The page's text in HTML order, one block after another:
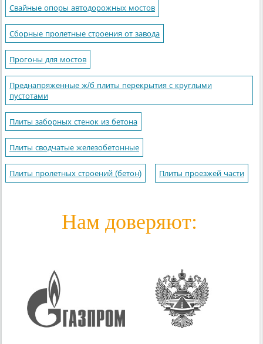
Свайные опоры автодорожных мостов
Сборные пролетные строения от завода
Прогоны для мостов
Преднапряженные ж/б плиты перекрытия с круглыми
пустотами
Плиты заборных стенок из бетона
Плиты сводчатые железобетонные
Плиты пролетных строений (бетон) Плиты проезжей части
Нам доверяют: